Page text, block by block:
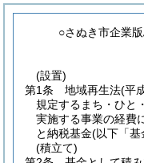
○さぬき市企業
(設置)
第1条
地域再生法(平
規定するまち・ひと
実施する事業の経費
と納税基金(以下「基
(積立て)